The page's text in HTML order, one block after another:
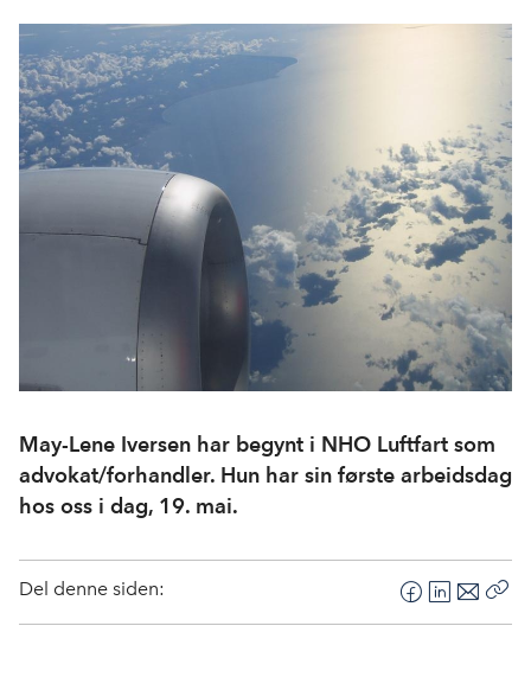
May-Lene Iversen har begynt i NHO Luftfart som
advokat/forhandler. Hun har sin første arbeidsdag
hos oss i dag, 19. mai.
Del denne siden:
F
a
L
i
E
-